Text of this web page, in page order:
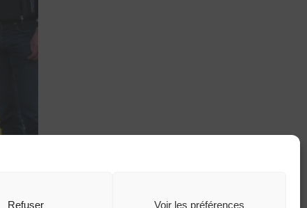
Refuser Voir les préférences